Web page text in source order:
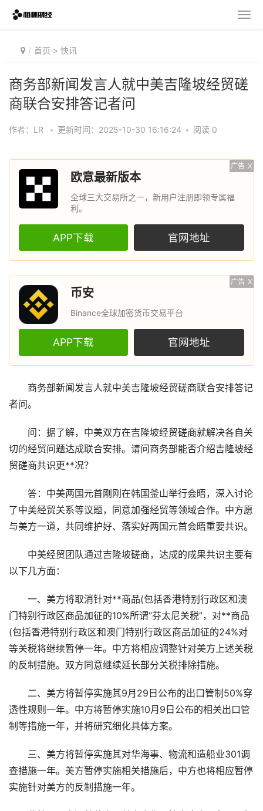
首页 > 快讯
商务部新闻发言人就中美吉隆坡经贸磋
商联合安排答记者问
作者：LR • 更新时间：2025-10-30 16:16:24 • 阅读 0
广告 X
欧意最新版本
全球三大交易所之一，新用户注册即领专属福
利。
APP下载 官网地址
广告 X
币安
Binance全球加密货币交易平台
APP下载 官网地址
商务部新闻发言人就中美吉隆坡经贸磋商联合安排答记
者问。
问：据了解，中美双方在吉隆坡经贸磋商就解决各自关
切的经贸问题达成联合安排。请问商务部能否介绍吉隆坡经
贸磋商共识更**况？
答：中美两国元首刚刚在韩国釜山举行会晤，深入讨论
了中美经贸关系等议题，同意加强经贸等领域合作。中方愿
与美方一道，共同维护好、落实好两国元首会晤重要共识。
中美经贸团队通过吉隆坡磋商，达成的成果共识主要有
以下几方面：
一、美方将取消针对**商品(包括香港特别行政区和澳
门特别行政区商品加征的10%所谓“芬太尼关税”，对**商品
(包括香港特别行政区和澳门特别行政区商品加征的24%对
等关税将继续暂停一年。中方将相应调整针对美方上述关税
的反制措施。双方同意继续延长部分关税排除措施。
二、美方将暂停实施其9月29日公布的出口管制50%穿
透性规则一年。中方将暂停实施10月9日公布的相关出口管
制等措施一年，并将研究细化具体方案。
三、美方将暂停实施其对华海事、物流和造船业301调
查措施一年。美方暂停实施相关措施后，中方也将相应暂停
实施针对美方的反制措施一年。